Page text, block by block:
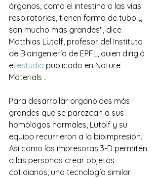
órganos, como el intestino o las vías
respiratorias, tienen forma de tubo y
son mucho más grandes", dice
Matthias Lütolf, profesor del Instituto
de Bioingeniería de EPFL, quien dirigió
el estudio publicado en Nature
Materials .
Para desarrollar organoides más
grandes que se parezcan a sus
homólogos normales, Lütolf y su
equipo recurrieron a la bioimpresión.
Así como las impresoras 3-D permiten
a las personas crear objetos
cotidianos, una tecnología similar